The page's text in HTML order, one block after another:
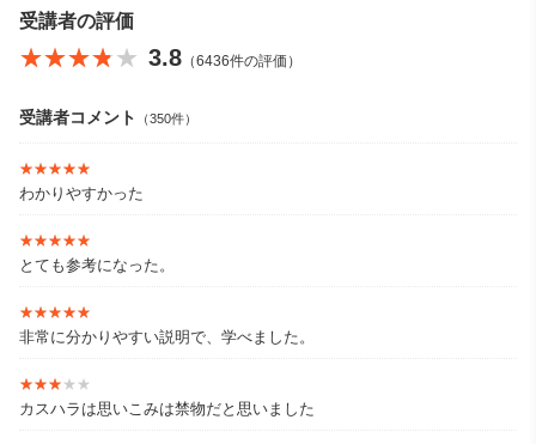
受講者の評価
★★★★★
★★★★★ 3.8 （6436件の評価）
受講者コメント （350件）
★★★★★
★★★★★
わかりやすかった
★★★★★
★★★★★
とても参考になった。
★★★★★
★★★★★
非常に分かりやすい説明で、学べました。
★★★★★
★★★★★
カスハラは思いこみは禁物だと思いました